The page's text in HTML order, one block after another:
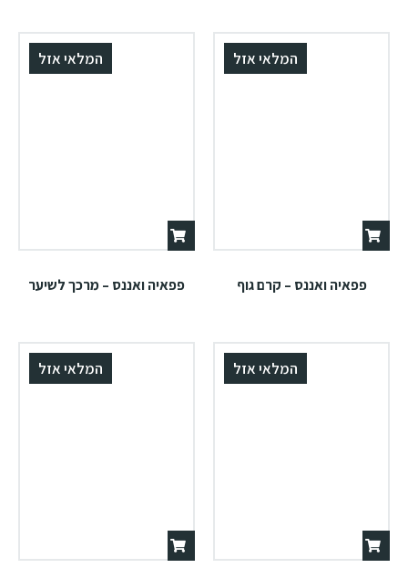
המלאי אזל
פפאיה ואננס – קרם גוף
המלאי אזל
פפאיה ואננס – מרכך לשיער
המלאי אזל המלאי אזל